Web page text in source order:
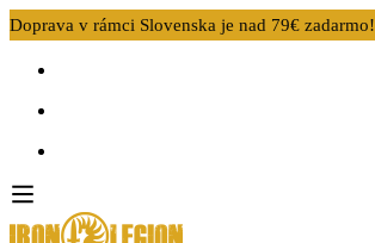
Doprava v rámci Slovenska je nad 79€ zadarmo!